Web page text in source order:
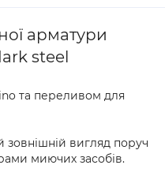
арматури
steel
та переливом для
зовнішній вигляд поруч
миючих засобів.